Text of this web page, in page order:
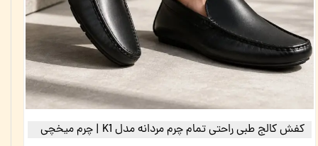
کفش کالج طبی راحتی تمام چرم مردانه مدل K1 | چرم میخچی